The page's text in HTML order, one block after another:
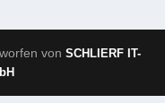
von SCHLIERF IT-